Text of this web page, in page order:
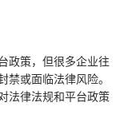
政策，但很多企业往
禁或面临法律风险。
法律法规和平台政策